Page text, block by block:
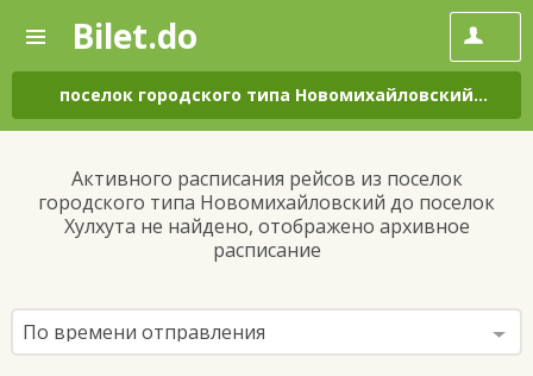
—
Поиск
и
покупка
билетов
автобус
онлайн
Bilet.do
поселок городского типа Новомихайловский
–
Активного расписания рейсов из поселок
городского типа Новомихайловский до поселок
Хулхута не найдено, отображено архивное
расписание
По времени отправления